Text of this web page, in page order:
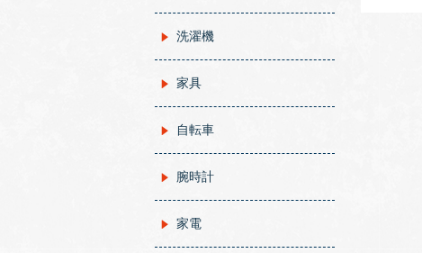
洗濯機
家具
自転車
腕時計
家電